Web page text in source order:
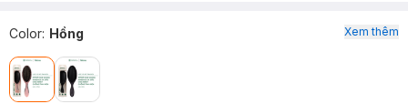
Color: Hồng Xem thêm